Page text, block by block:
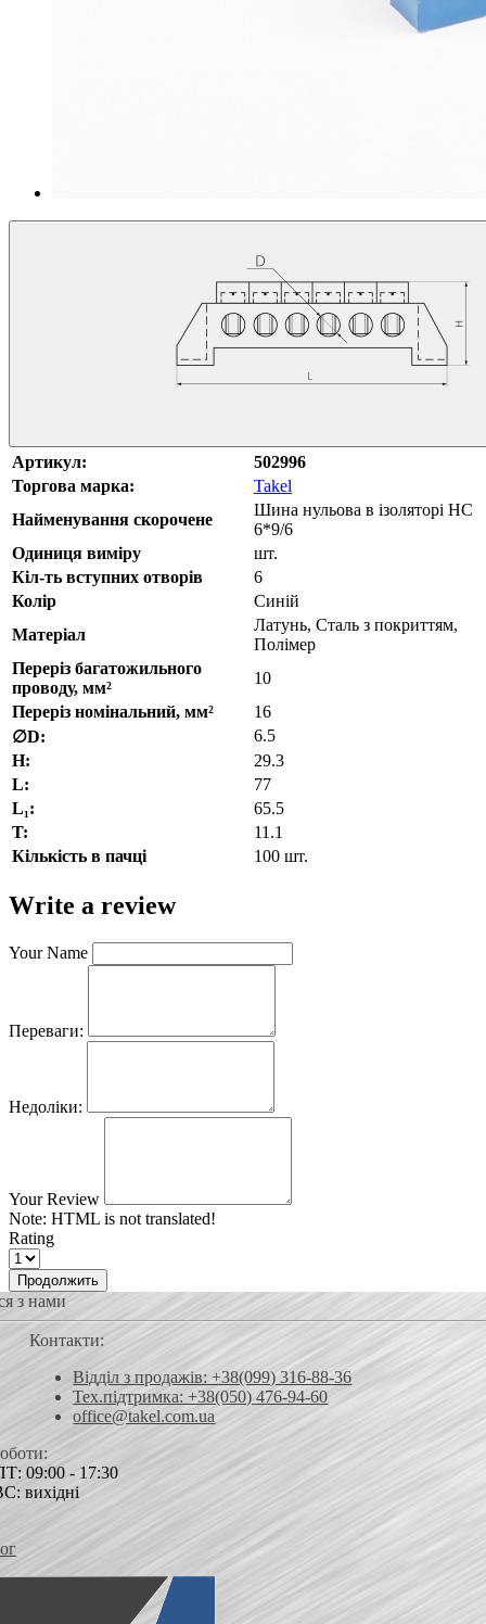
Артикул:
502996
Торгова марка:
Takel
Найменування скорочене
Шина нульова в ізоляторі HC
6*9/6
Одиниця виміру
шт.
Кіл-ть вступних отворів
6
Колір
Синій
Матеріал
Латунь, Сталь з покриттям,
Полімер
Переріз багатожильного
проводу, мм²
10
Переріз номінальний, мм²
16
∅D:
6.5
H:
29.3
L:
77
L₁:
65.5
T:
11.1
Кількість в пачці
100 шт.
Write a review
Your Name
Переваги:
Недоліки:
Your Review
Note: HTML is not translated!
Rating
Продолжить
з нами
Контакти:
Відділ з продажів: +38(099) 316-88-36
Тех.підтримка: +38(050) 476-94-60
office@takel.com.ua
09:00 - 17:30
вихідні